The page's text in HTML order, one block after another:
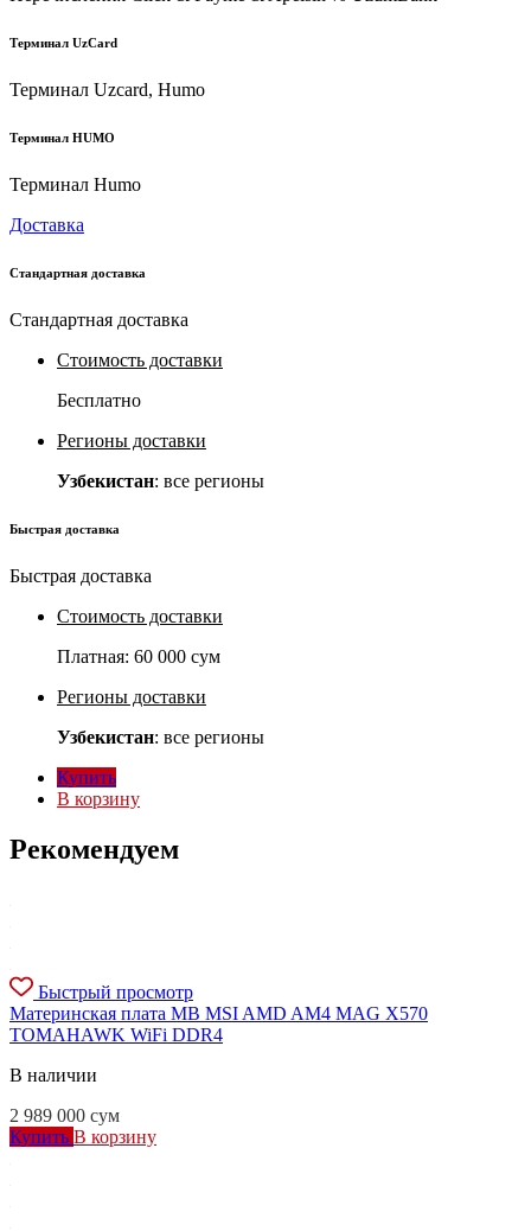
Терминал UzCard
Терминал Uzcard, Humo
Терминал HUMO
Терминал Humo
Доставка
Стандартная доставка
Стандартная доставка
Стоимость доставки
Бесплатно
Регионы доставки
Узбекистан: все регионы
Быстрая доставка
Быстрая доставка
Стоимость доставки
Платная: 60 000 сум
Регионы доставки
Узбекистан: все регионы
Купить
В корзину
Рекомендуем
Быстрый просмотр
Материнская плата MB MSI AMD AM4 MAG X570
TOMAHAWK WiFi DDR4
В наличии
2 989 000 сум
Купить В корзину